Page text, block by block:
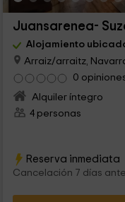
Juansarenea-
Alojamiento
Arraiz/arraitz,
0
Alquiler íntegro
4 personas
Reserva inmediata
Cancelación 7 días